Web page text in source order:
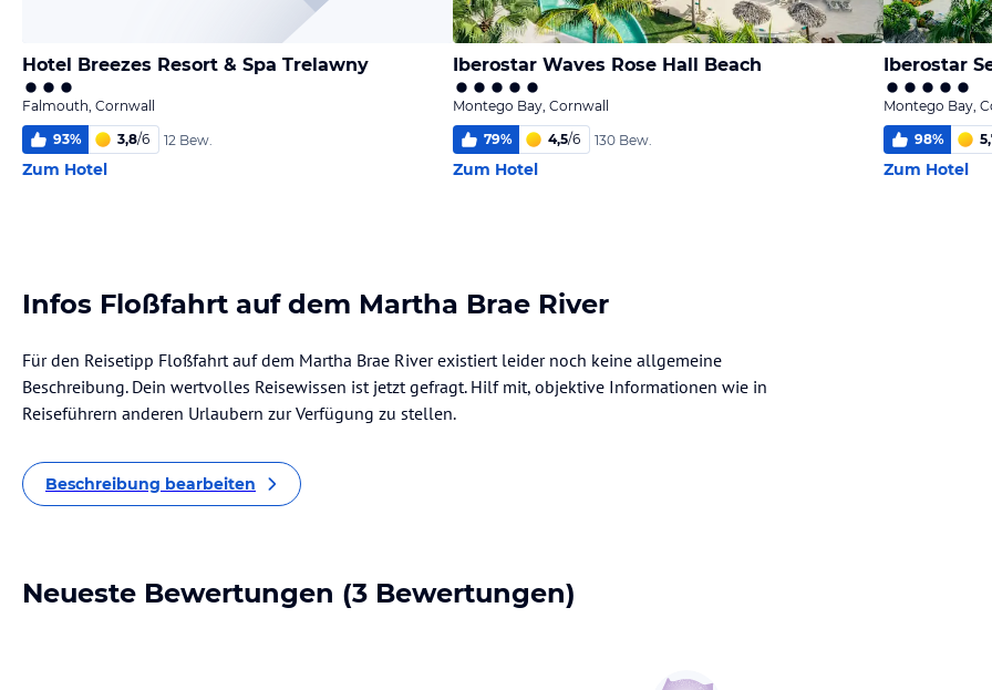
Hotel Breezes Resort & Spa Trelawny
Falmouth, Cornwall
93% 3,8/6 12 Bew.
Zum Hotel
Iberostar Waves Rose Hall Beach
Montego Bay, Cornwall
79% 4,5/6 130 Bew.
Zum Hotel
Iberostar
Montego Bay,
98%
Zum Hotel
Infos Floßfahrt auf dem Martha Brae River
Für den Reisetipp Floßfahrt auf dem Martha Brae River existiert leider noch keine allgemeine
Beschreibung. Dein wertvolles Reisewissen ist jetzt gefragt. Hilf mit, objektive Informationen wie in
Reiseführern anderen Urlaubern zur Verfügung zu stellen.
Beschreibung bearbeiten
Neueste Bewertungen (3 Bewertungen)